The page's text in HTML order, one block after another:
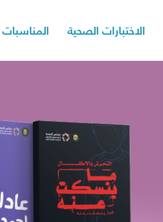
الاختبارات الصحية المناسبات